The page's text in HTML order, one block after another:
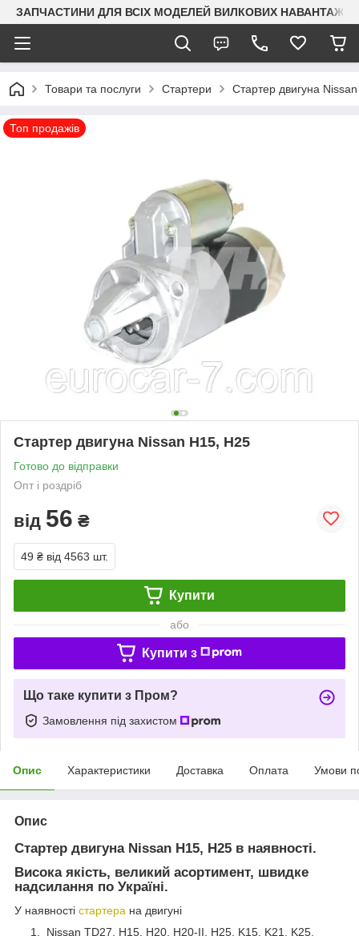
ЗАПЧАСТИНИ ДЛЯ ВСІХ МОДЕЛЕЙ ВИЛКОВИХ
Товари та послуги Стартери Стартер двигуна
Топ продажів
Стартер двигуна Nissan H15, H25
Готово до відправки
Опт і роздріб
від 56 ₴
49 ₴ від 4563 шт.
Купити
або
Купити з
Що таке купити з Пром?
Замовлення під захистом
Опис Характеристики Доставка Оплата Умови
Опис
Стартер двигуна Nissan H15, H25 в наявності.
Висока якість, великий асортимент, швидке
надсилання по Україні.
У наявності стартера на двигуні
Nissan TD27, H15, H20, H20-II, H25, K15, K21, K25,